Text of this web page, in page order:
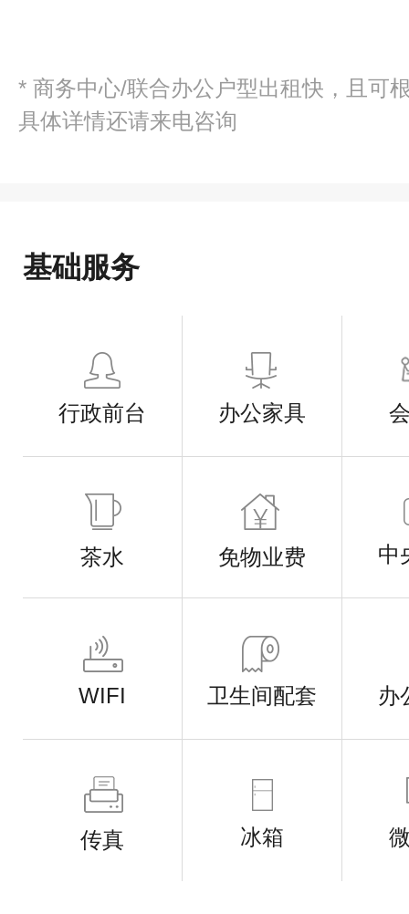
* 商务中心/联合办公户型出租快，且可
具体详情还请来电咨询
基础服务
行政前台 办公家具
茶水 免物业费 中
WIFI 卫生间配套 办
传真 冰箱